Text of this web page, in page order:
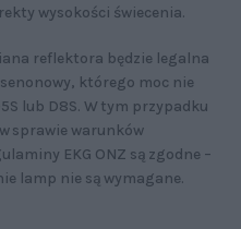
wysokości świecenia.
reflektora będzie legalna
którego moc nie
lub D8S. W tym przypadku
sprawie warunków
EKG ONZ są zgodne –
lamp nie są wymagane.